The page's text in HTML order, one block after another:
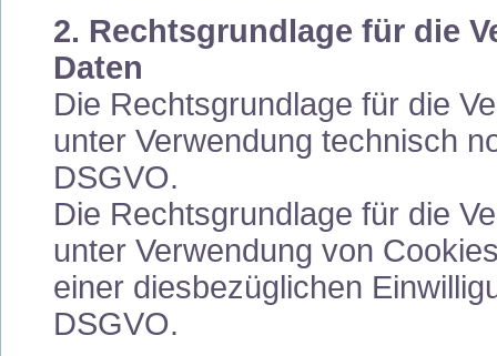
2. Rechtsgrundlage für die
Daten
Die Rechtsgrundlage für die
unter Verwendung technisch
DSGVO.
Die Rechtsgrundlage für die
unter Verwendung von
einer diesbezüglichen
DSGVO.